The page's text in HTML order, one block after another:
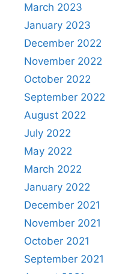
March 2023
January 2023
December 2022
November 2022
October 2022
September 2022
August 2022
July 2022
May 2022
March 2022
January 2022
December 2021
November 2021
October 2021
September 2021